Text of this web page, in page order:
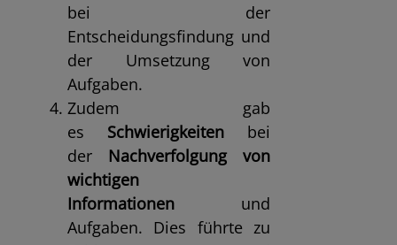
bei der
Entscheidungsfindung und
der Umsetzung von
Aufgaben.
Zudem gab
es Schwierigkeiten bei
der Nachverfolgung von
wichtigen
Informationen und
Aufgaben. Dies führte zu